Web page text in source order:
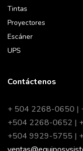
Tintas
Proyectores
Escáner
UPS
Contáctenos
+ 504 2268-0650 |
+504 2268-0652 |
+504 9929-5755 |